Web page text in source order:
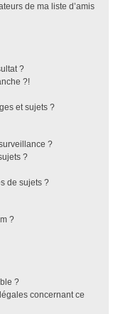
de ma liste d’amis
?
?!
et sujets ?
?
?
de sujets ?
?
?
concernant ce